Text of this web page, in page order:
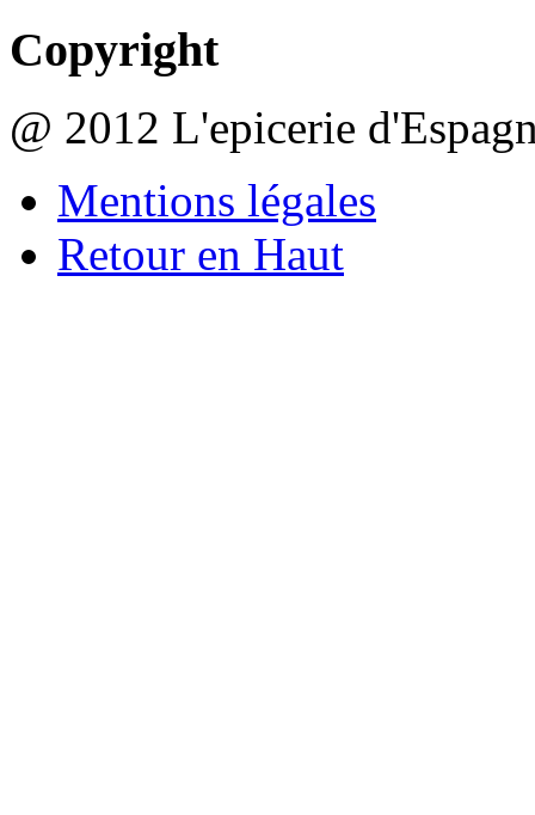
Copyright
@ 2012 L'epicerie
Mentions légales
Retour en Haut